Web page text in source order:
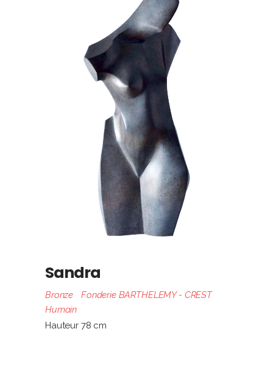
Sandra
Bronze
Fonderie BARTHELEMY - CREST
Humain
Hauteur 78 cm